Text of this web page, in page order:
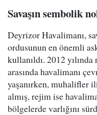
Savaşın sembolik
Deyrizor Havalimanı,
ordusunun en önemli
kullanıldı. 2012
arasında havalimanı
yaşanırken, muhalifler
almış, rejim ise
bölgelerde varlığını